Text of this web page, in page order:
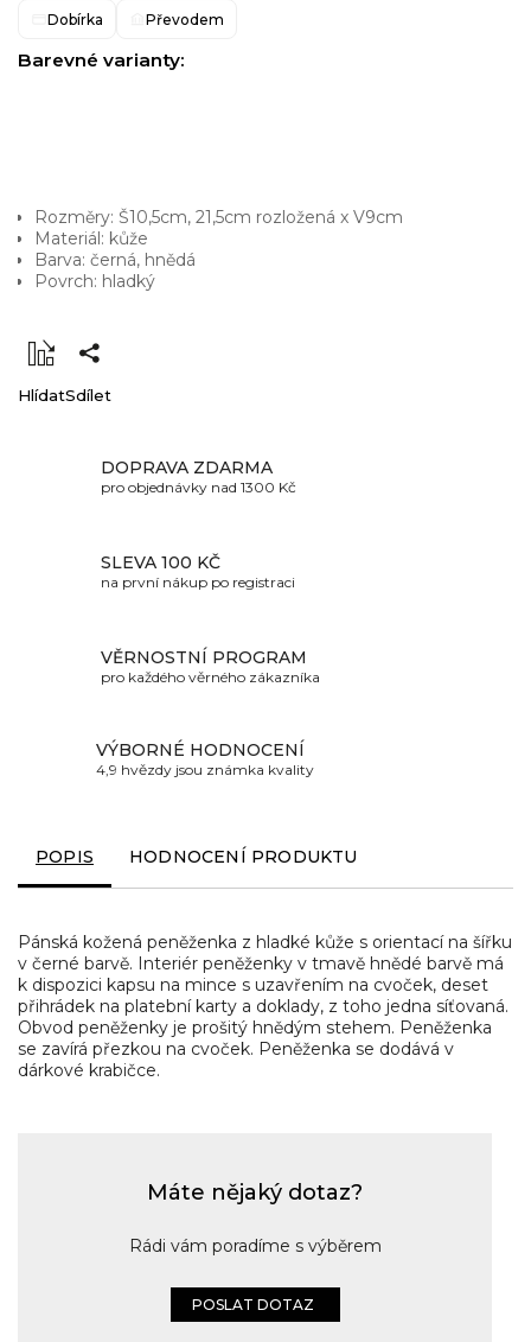
Dobírka Převodem
Barevné varianty:
Rozměry: Š10,5cm, 21,5cm rozložená x V9cm
Materiál: kůže
Barva: černá, hnědá
Povrch: hladký
HlídatSdílet
DOPRAVA ZDARMA
pro objednávky nad 1300 Kč
SLEVA 100 KČ
na první nákup po registraci
VĚRNOSTNÍ PROGRAM
pro každého věrného zákazníka
VÝBORNÉ HODNOCENÍ
4,9 hvězdy jsou známka kvality
POPIS HODNOCENÍ PRODUKTU
Pánská kožená peněženka z hladké kůže s orientací na šířku
v černé barvě. Interiér peněženky v tmavě hnědé barvě má
k dispozici kapsu na mince s uzavřením na cvoček, deset
přihrádek na platební karty a doklady, z toho jedna síťovaná.
Obvod peněženky je prošitý hnědým stehem. Peněženka
se zavírá přezkou na cvoček. Peněženka se dodává v
dárkové krabičce.
Máte nějaký dotaz?
Rádi vám poradíme s výběrem
POSLAT DOTAZ